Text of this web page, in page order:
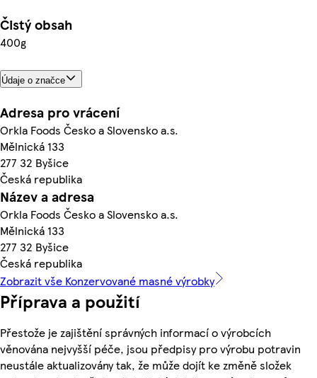
Čistý obsah
400g
Údaje o značce
Adresa pro vrácení
Orkla Foods Česko a Slovensko a.s.
Mělnická 133
277 32 Byšice
Česká republika
Název a adresa
Orkla Foods Česko a Slovensko a.s.
Mělnická 133
277 32 Byšice
Česká republika
Zobrazit vše Konzervované masné výrobky
Příprava a použití
Přestože je zajištění správných informací o výrobcích
věnována nejvyšší péče, jsou předpisy pro výrobu potravin
neustále aktualizovány tak, že může dojít ke změně složek